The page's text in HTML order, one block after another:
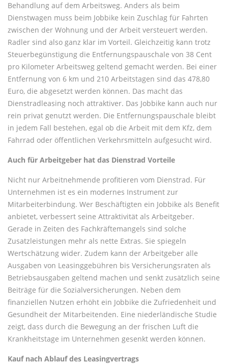
Behandlung auf dem Arbeitsweg. Anders als beim
Dienstwagen muss beim Jobbike kein Zuschlag für Fahrten
zwischen der Wohnung und der Arbeit versteuert werden.
Radler sind also ganz klar im Vorteil. Gleichzeitig kann trotz
Steuerbegünstigung die Entfernungspauschale von 38 Cent
pro Kilometer Arbeitsweg geltend gemacht werden. Bei einer
Entfernung von 6 km und 210 Arbeitstagen sind das 478,80
Euro, die abgesetzt werden können. Das macht das
Dienstradleasing noch attraktiver. Das Jobbike kann auch nur
rein privat genutzt werden. Die Entfernungspauschale bleibt
in jedem Fall bestehen, egal ob die Arbeit mit dem Kfz, dem
Fahrrad oder öffentlichen Verkehrsmitteln aufgesucht wird.
Auch für Arbeitgeber hat das Dienstrad Vorteile
Nicht nur Arbeitnehmende profitieren vom Dienstrad. Für
Unternehmen ist es ein modernes Instrument zur
Mitarbeiterbindung. Wer Beschäftigten ein Jobbike als Benefit
anbietet, verbessert seine Attraktivität als Arbeitgeber.
Gerade in Zeiten des Fachkräftemangels sind solche
Zusatzleistungen mehr als nette Extras. Sie spiegeln
Wertschätzung wider. Zudem kann der Arbeitgeber alle
Ausgaben von Leasinggebühren bis Versicherungsraten als
Betriebsausgaben geltend machen und senkt zusätzlich seine
Beiträge für die Sozialversicherungen. Neben dem
finanziellen Nutzen erhöht ein Jobbike die Zufriedenheit und
Gesundheit der Mitarbeitenden. Eine niederländische Studie
zeigt, dass durch die Bewegung an der frischen Luft die
Krankheitstage im Unternehmen gesenkt werden können.
Kauf nach Ablauf des Leasingvertrags